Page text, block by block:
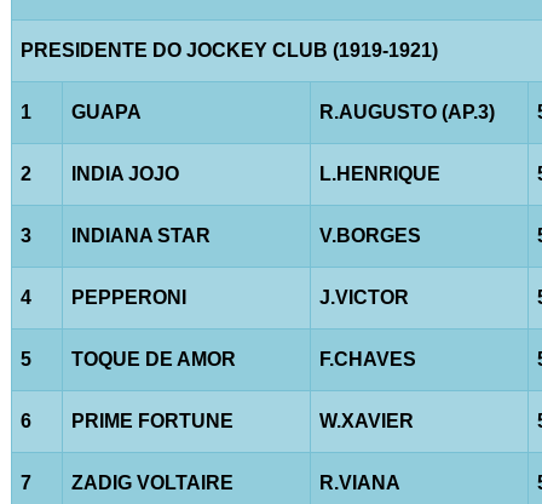
PRESIDENTE DO JOCKEY CLUB (1919-1921)
1 GUAPA R.AUGUSTO (AP.3)
2 INDIA JOJO L.HENRIQUE
3 INDIANA STAR V.BORGES
4 PEPPERONI J.VICTOR
5 TOQUE DE AMOR F.CHAVES
6 PRIME FORTUNE W.XAVIER
7 ZADIG VOLTAIRE R.VIANA